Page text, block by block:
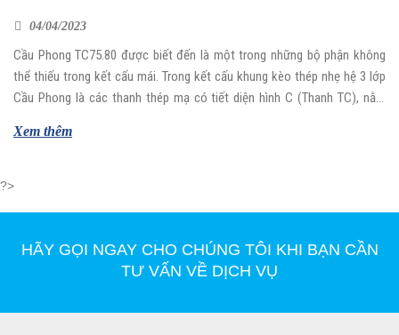
04/04/2023
Cầu Phong TC75.80 được biết đến là một trong những bộ phận không
thể thiếu trong kết cấu mái. Trong kết cấu khung kèo thép nhẹ hệ 3 lớp
Cầu Phong là các thanh thép mạ có tiết diện hình C (Thanh TC), nằm
Xem thêm
?>
HÃY GỌI NGAY CHO CHÚNG TÔI KHI BẠN CẦN
TƯ VẤN VỀ DỊCH VỤ